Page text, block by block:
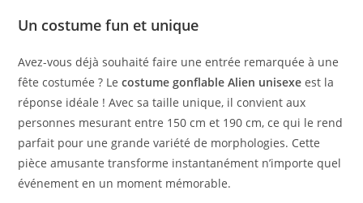
Un costume fun et unique
Avez-vous déjà souhaité faire une entrée remarquée à une
fête costumée ? Lecostume gonflable Alien unisexe est la
réponse idéale ! Avec sa taille unique, il convient aux
personnes mesurant entre 150 cm et 190 cm, ce qui le rend
parfait pour une grande variété de morphologies. Cette
pièce amusante transforme instantanément n’importe quel
événement en un moment mémorable.